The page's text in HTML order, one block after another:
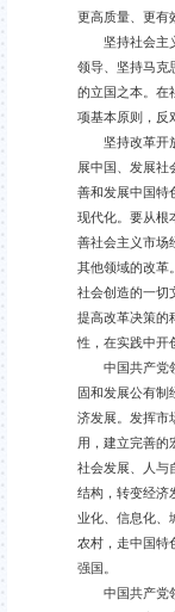
更高质量、更有
坚持社会主义
领导、坚持马克
的立国之本。在
项基本原则，反
坚持改革开放
展中国、发展社
善和发展中国特
现代化。要从根
善社会主义市场
其他领域的改革
社会创造的一切
提高改革决策的
性，在实践中开
中国共产党领
固和发展公有制
济发展。发挥市
用，建立完善的
社会发展、人与
结构，转变经济
业化、信息化、
农村，走中国特
强国。
中国共产党领